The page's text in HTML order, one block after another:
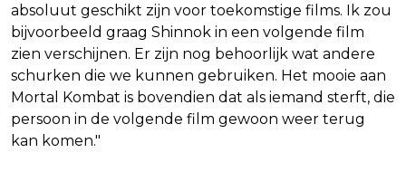
absoluut geschikt zijn voor toekomstige films. Ik zou
bijvoorbeeld graag Shinnok in een volgende film
zien verschijnen. Er zijn nog behoorlijk wat andere
schurken die we kunnen gebruiken. Het mooie aan
Mortal Kombat is bovendien dat als iemand sterft, die
persoon in de volgende film gewoon weer terug
kan komen."